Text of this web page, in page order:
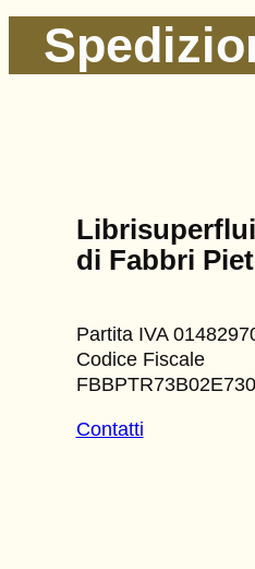
Librisuperflui
di Fabbri
Partita IVA
Codice Fiscale
Contatti